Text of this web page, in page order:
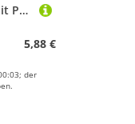
Fox Rage Predator deadbait Pencil - Pose zum Hechtangeln, Größe:Large
5,88 €
der